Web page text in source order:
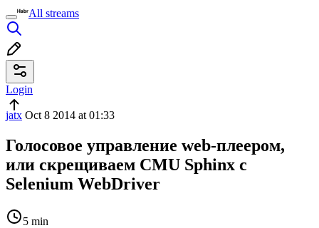
All streams
Login
jatx Oct 8 2014 at 01:33
Голосовое управление web-плеером,
или скрещиваем CMU Sphinx с
Selenium WebDriver
5 min